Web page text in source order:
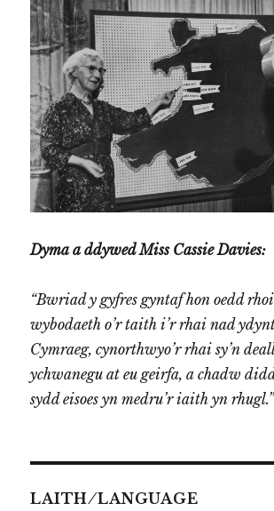
Dyma a ddywed Miss Cassie Davies:
“Bwriad y gyfres gyntaf hon oedd
wybodaeth o’r taith i’r rhai nad
Cymraeg, cynorthwyo’r rhai sy’n
ychwanegu at eu geirfa, a chadw
sydd eisoes yn medru’r iaith yn rhugl.”
LAITH ⁄ LANGUAGE